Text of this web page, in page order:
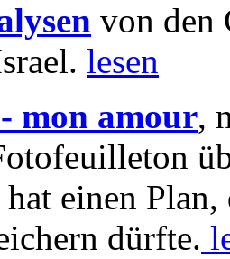
von den
lesen
mon amour,
einen Plan,
dürfte.